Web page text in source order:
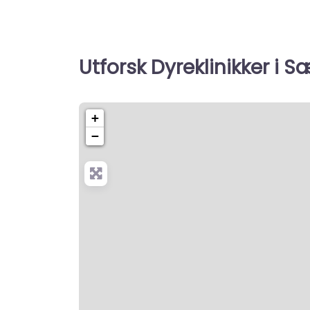
Utforsk Dyreklinikker i
+
−